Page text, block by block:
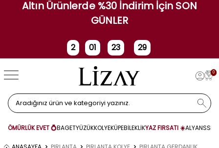
Altın Ürünlerde %30 İndirim İçin SON
GÜNLER
2
Gün
01
Saat
23 29
0
ÖMÜRLÜK EVET 💍BAGETYÜZÜKKOLYEKÜPEBİLEKLİKYAZ FIRSATI ☀️ALYANS